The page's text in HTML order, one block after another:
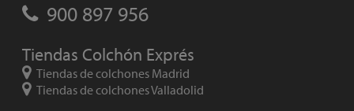
900 897 956
Tiendas Colchón Exprés
Tiendas de colchones Madrid
Tiendas de colchones Valladolid